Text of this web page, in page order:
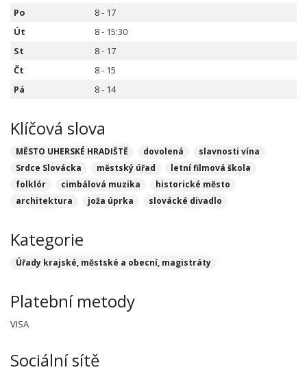
Po
8 - 17
Út
8 - 15:30
St
8 - 17
Čt
8 - 15
Pá
8 - 14
Klíčová slova
MĚSTO UHERSKÉ HRADIŠTĚ dovolená
slavnosti vína
Srdce Slovácka
městský úřad
letní filmová škola
folklór
cimbálová muzika
historické město
architektura
joža úprka slovácké divadlo
Kategorie
Úřady krajské, městské a obecní, magistráty
Platební metody
VISA
Sociální sítě